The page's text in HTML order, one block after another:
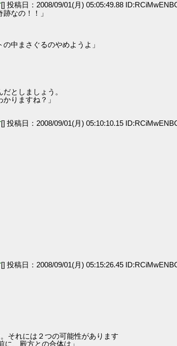
[] 投稿日：2008/09/01(月) 05:05:49.88
なの！！」
中まさぐるのやめようよ」
としましょう。
ますね？」
[] 投稿日：2008/09/01(月) 05:10:10.15
[] 投稿日：2008/09/01(月) 05:15:26.45
それには２つの可能性があります
殿方との合体は」